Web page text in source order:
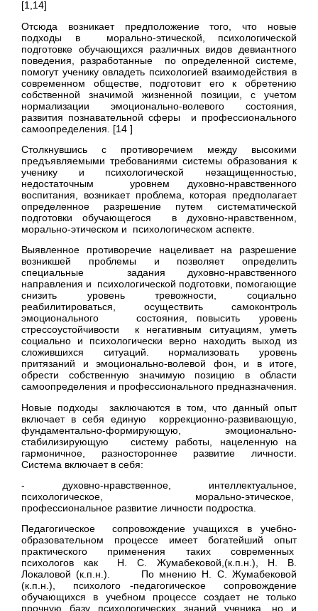
[1,14]
Отсюда возникает предположение того, что новые
подходы в морально-этической, психологической
подготовке обучающихся различных видов девиантного
поведения, разработанные по определенной системе,
помогут ученику овладеть психологией взаимодействия в
современном обществе, подготовит его к обретению
собственной значимой жизненной позиции, с учетом
нормализации эмоционально-волевого состояния,
развития познавательной сферы и профессионального
самоопределения. [14 ]
Столкнувшись с противоречием между высокими
предъявляемыми требованиями системы образования к
ученику и психологической незащищенностью,
недостаточным уровнем духовно-нравственного
воспитания, возникает проблема, которая предполагает
определенное разрешение путем систематической
подготовки обучающегося в духовно-нравственном,
морально-этическом и психологическом аспекте.
Выявленное противоречие нацеливает на разрешение
возникшей проблемы и позволяет определить
специальные задания духовно-нравственного
направления и психологической подготовки, помогающие
снизить уровень тревожности, социально
реабилитироваться, осуществить самоконтроль
эмоционального состояния, повысить уровень
стрессоустойчивости к негативным ситуациям, уметь
социально и психологически верно находить выход из
сложившихся ситуаций. нормализовать уровень
притязаний и эмоционально-волевой фон, и в итоге,
обрести собственную значимую позицию в области
самоопределения и профессионального предназначения.
Новые подходы заключаются в том, что данный опыт
включает в себя единую коррекционно-развивающую,
фундаментально-формирующую, эмоционально-
стабилизирующую систему работы, нацеленную на
гармоничное, разностороннее развитие личности.
Система включает в себя:
- духовно-нравственное, интеллектуальное,
психологическое, морально-этическое,
профессиональное развитие личности подростка.
Педагогическое сопровождение учащихся в учебно-
образовательном процессе имеет богатейший опыт
практического применения таких современных
психологов как Н. С. Жумабековой,(к.п.н.), Н. В.
Локаловой (к.п.н.). По мнению Н. С. Жумабековой
(к.п.н.), психолого -педагогическое сопровождение
обучающихся в учебном процессе создает не только
прочную базу психологических знаний ученика, но и